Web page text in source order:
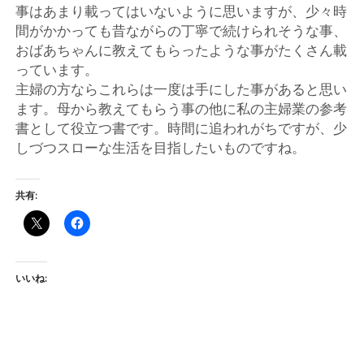
ー
ト
事はあまり載ってはいないように思いますが、少々時
間がかかっても昔ながらの丁寧で続けられそうな事、
おばあちゃんに教えてもらったような事がたくさん載
っています。
主婦の方ならこれらは一度は手にした事があると思い
ます。母から教えてもらう事の他に私の主婦業の参考
書として役立つ書です。時間に追われがちですが、少
しづつスローな生活を目指したいものですね。
共有:
いいね: